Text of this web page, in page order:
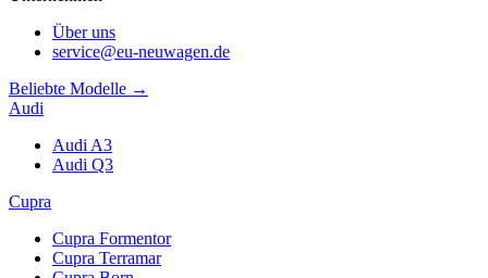
Über uns
service@eu-neuwagen.de
Beliebte Modelle →
Audi
Audi A3
Audi Q3
Cupra
Cupra Formentor
Cupra Terramar